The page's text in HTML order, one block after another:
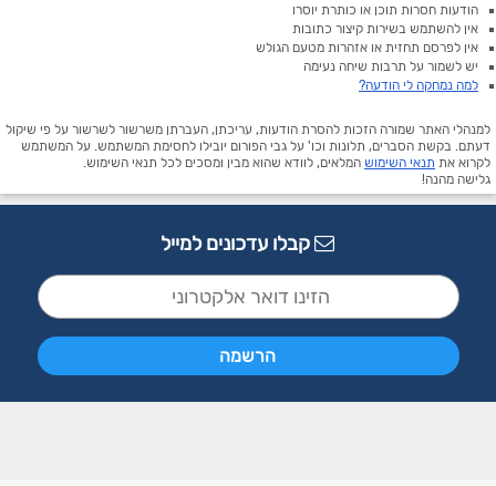
הודעות חסרות תוכן או כותרת יוסרו
אין להשתמש בשירות קיצור כתובות
אין לפרסם תחזית או אזהרות מטעם הגולש
יש לשמור על תרבות שיחה נעימה
למה נמחקה לי הודעה?
למנהלי האתר שמורה הזכות להסרת הודעות, עריכתן, העברתן משרשור לשרשור על פי שיקול
דעתם. בקשת הסברים, תלונות וכו' על גבי הפורום יובילו לחסימת המשתמש. על המשתמש
לקרוא את תנאי השימוש המלאים, לוודא שהוא מבין ומסכים לכל תנאי השימוש.
גלישה מהנה!
קבלו עדכונים למייל